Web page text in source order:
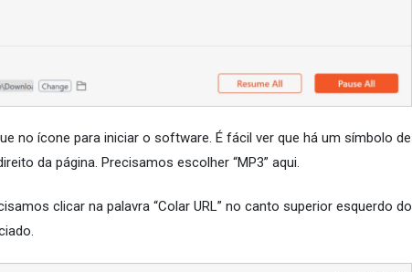
no ícone para iniciar o software. É fácil ver que há um símbolo de
da página. Precisamos escolher “MP3” aqui.
clicar na palavra “Colar URL” no canto superior esquerdo do